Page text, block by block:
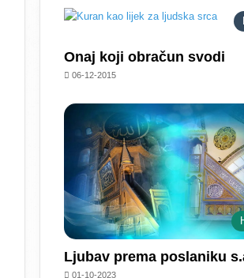
Onaj koji obračun svodi
06-12-2015
Ljubav prema poslaniku
01-10-2023